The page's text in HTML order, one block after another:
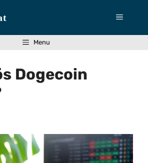
Menü
Menu
Dogecoin